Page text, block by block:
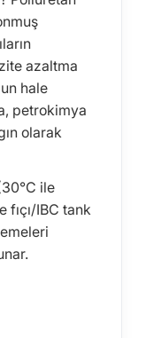
azaltma
hale
petrokimya
olarak
ile
fıçı/IBC tank